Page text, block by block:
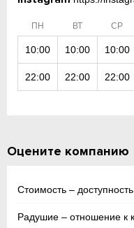
ПН ВТ СР
10:00 10:00 10:00
22:00 22:00 22:00
Оцените компанию
Стоимость –
Радушие – отношение к